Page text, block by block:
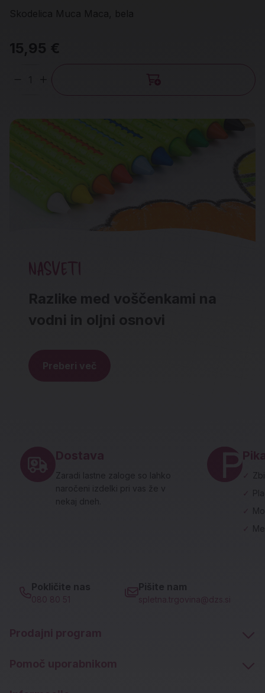
Skodelica Muca Maca, bela
15,95 €
NASVETI
Razlike med voščenkami na
vodni in oljni osnovi
Preberi več
Dostava
Zaradi lastne zaloge so lahko
naročeni izdelki pri vas že v
nekaj dneh.
Pokličite nas
080 80 51
Pišite nam
spletna.trgovina@dzs.si
Prodajni program
Pomoč uporabnikom